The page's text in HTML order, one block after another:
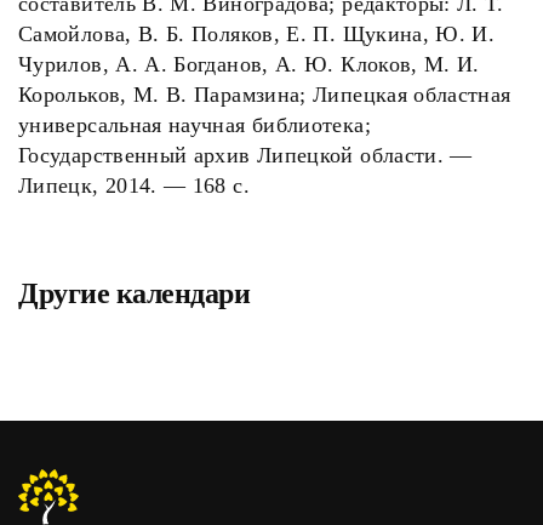
Самойлова, В. Б. Поляков, Е. П. Щукина, Ю. И.
Чурилов, А. А. Богданов, А. Ю. Клоков, М. И.
Корольков, М. В. Парамзина; Липецкая областная
универсальная научная библиотека;
Государственный архив Липецкой области. —
Липецк, 2014. — 168 с.
Другие календари